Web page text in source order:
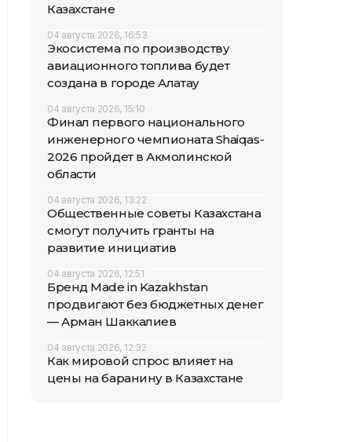
Казахстане
04 августа 2026, 16:53
Экосистема по производству
авиационного топлива будет
создана в городе Алатау
04 августа 2026, 15:10
Финал первого национального
инженерного чемпионата Shaiqas-
2026 пройдет в Акмолинской
области
04 августа 2026, 13:22
Общественные советы Казахстана
смогут получить гранты на
развитие инициатив
04 августа 2026, 12:51
Бренд Made in Kazakhstan
продвигают без бюджетных денег
— Арман Шаккалиев
04 августа 2026, 12:32
Как мировой спрос влияет на
цены на баранину в Казахстане